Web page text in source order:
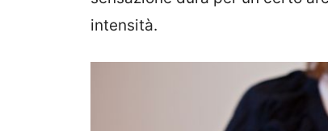
intensità.